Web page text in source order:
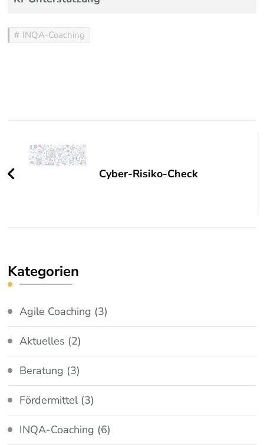
INQA-Coaching
Cyber-Risiko-Check
Kategorien
Agile Coaching (3)
Aktuelles (2)
Beratung (3)
Fördermittel(3)
INQA-Coaching (6)